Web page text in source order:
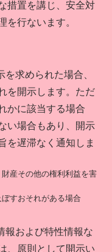
措置を講じ、安全対
を行ないます。
求められた場合、
を開示します。ただ
かに該当する場合
い場合もあり、開示
を遅滞なく通知しま
産その他の権利利益を害
すおそれがある場合
報および特性情報な
、原則として開示い